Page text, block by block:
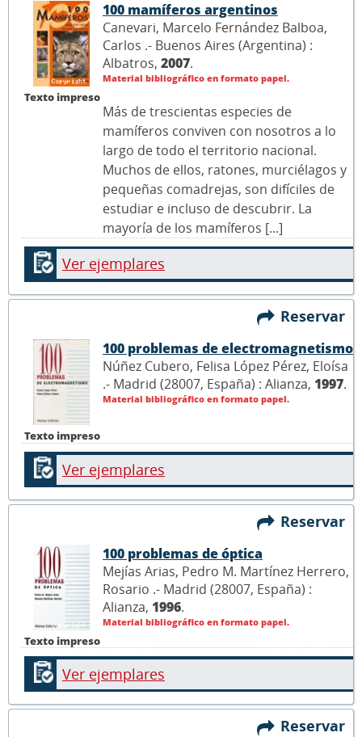
Texto impreso
100 mamíferos argentinos
Canevari, Marcelo Fernández Balboa,
Carlos .- Buenos Aires (Argentina) :
Albatros, 2007.
Material bibliográfico en formato papel.
Más de trescientas especies de
mamíferos conviven con nosotros a lo
largo de todo el territorio nacional.
Muchos de ellos, ratones, murciélagos y
pequeñas comadrejas, son difíciles de
estudiar e incluso de descubrir. La
mayoría de los mamíferos [...]
Ver ejemplares
Reservar
Texto impreso
100 problemas de electromagnetismo
Núñez Cubero, Felisa López Pérez, Eloísa
.- Madrid (28007, España) : Alianza, 1997.
Material bibliográfico en formato papel.
Ver ejemplares
Reservar
Texto impreso
100 problemas de óptica
Mejías Arias, Pedro M. Martínez Herrero,
Rosario .- Madrid (28007, España) :
Alianza, 1996.
Material bibliográfico en formato papel.
Ver ejemplares
Reservar